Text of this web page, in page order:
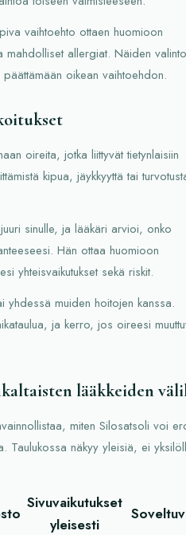
vaihtoehto ottaen huomioon
mahdolliset allergiat. Näiden
oikean vaihtoehdon.
oireita, jotka liittyvät tietynlaisiin
kipua, jäykkyyttä tai
sinulle, ja lääkäri arvioi, onko
Hän ottaa huomioon
yhteisvaikutukset sekä riskit.
yhdessä muiden hoitojen kanssa.
ja kerro, jos oireesi
lääkkeiden
miten Silosatsoli voi
Taulukossa näkyy yleisiä, ei
Sivuvaikutukset
yleisesti